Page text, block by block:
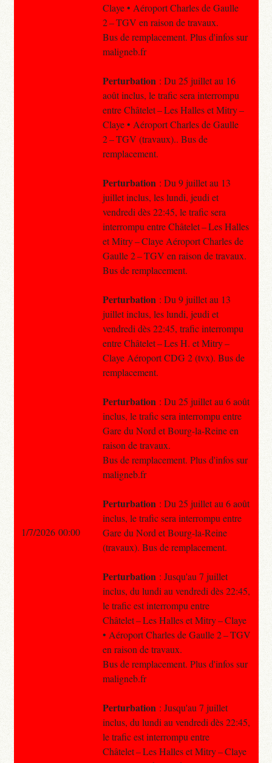
Claye • Aéroport Charles de Gaulle
2 – TGV en raison de travaux.
Bus de remplacement. Plus d'infos sur
maligneb.fr
Perturbation : Du 25 juillet au 16
août inclus, le trafic sera interrompu
entre Châtelet – Les Halles et Mitry –
Claye • Aéroport Charles de Gaulle
2 – TGV (travaux).. Bus de
remplacement.
Perturbation : Du 9 juillet au 13
juillet inclus, les lundi, jeudi et
vendredi dès 22:45, le trafic sera
interrompu entre Châtelet – Les Halles
et Mitry – Claye Aéroport Charles de
Gaulle 2 – TGV en raison de travaux.
Bus de remplacement.
Perturbation : Du 9 juillet au 13
juillet inclus, les lundi, jeudi et
vendredi dès 22:45, trafic interrompu
entre Châtelet – Les H. et Mitry –
Claye Aéroport CDG 2 (tvx). Bus de
remplacement.
Perturbation : Du 25 juillet au 6 août
inclus, le trafic sera interrompu entre
Gare du Nord et Bourg-la-Reine en
raison de travaux.
Bus de remplacement. Plus d'infos sur
maligneb.fr
Perturbation : Du 25 juillet au 6 août
inclus, le trafic sera interrompu entre
Gare du Nord et Bourg-la-Reine
(travaux). Bus de remplacement.
Perturbation : Jusqu'au 7 juillet
inclus, du lundi au vendredi dès 22:45,
le trafic est interrompu entre
Châtelet – Les Halles et Mitry – Claye
• Aéroport Charles de Gaulle 2 – TGV
en raison de travaux.
Bus de remplacement. Plus d'infos sur
maligneb.fr
Perturbation : Jusqu'au 7 juillet
inclus, du lundi au vendredi dès 22:45,
le trafic est interrompu entre
Châtelet – Les Halles et Mitry – Claye
1/7/2026 00:00